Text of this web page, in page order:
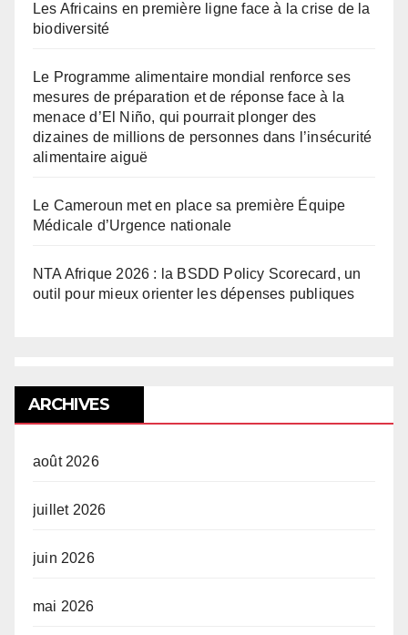
Les Africains en première ligne face à la crise de la
biodiversité
Le Programme alimentaire mondial renforce ses
mesures de préparation et de réponse face à la
menace d’El Niño, qui pourrait plonger des
dizaines de millions de personnes dans l’insécurité
alimentaire aiguë
Le Cameroun met en place sa première Équipe
Médicale d’Urgence nationale
NTA Afrique 2026 : la BSDD Policy Scorecard, un
outil pour mieux orienter les dépenses publiques
ARCHIVES
août 2026
juillet 2026
juin 2026
mai 2026